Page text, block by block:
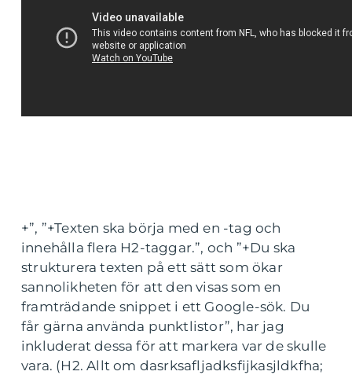
+”, ”+Texten ska börja med en -tag och
innehålla flera H2-taggar.”, och ”+Du ska
strukturera texten på ett sätt som ökar
sannolikheten för att den visas som en
framträdande snippet i ett Google-sök. Du
får gärna använda punktlistor”, har jag
inkluderat dessa för att markera var de skulle
vara. (H2. Allt om dasrksafljadksfijkasjldkfha;